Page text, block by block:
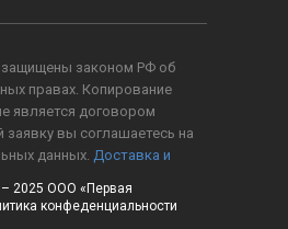
законом РФ об
правах. Копирование
является договором
вы соглашаетесь на
данных. Доставка и
2025 ООО «Первая
конфеденциальности